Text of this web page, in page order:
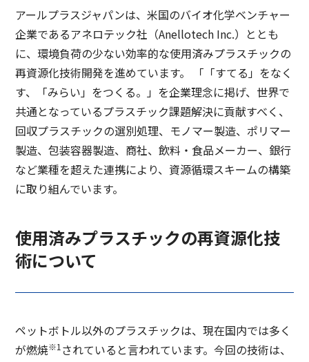
サステナビリティ関連データ・第三者保証
サステナブルファイナンス
Environmental
Social
Governance
ニュースメール配信登録
IRサイトマップ
コーポレート・ガバナンス
コーポレート・ガバナンス報告書
アールプラスジャパンは、米国のバイオ化学ベンチャー
企業であるアネロテック社（Anellotech Inc.）ととも
に、環境負荷の少ない効率的な使用済みプラスチックの
再資源化技術開発を進めています。 「「すてる」をなく
す、「みらい」をつくる。」を企業理念に掲げ、世界で
共通となっているプラスチック課題解決に貢献すべく、
回収プラスチックの選別処理、モノマー製造、ポリマー
製造、包装容器製造、商社、飲料・食品メーカー、銀行
など業種を超えた連携により、資源循環スキームの構築
に取り組んでいます。
使用済みプラスチックの再資源化技
術について
ペットボトル以外のプラスチックは、現在国内では多く
が燃焼※1 されていると言われています。今回の技術は、